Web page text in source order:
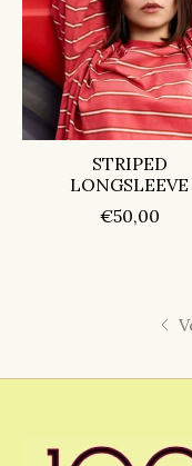
STRIPED
LONGSLEEVE
€50,00